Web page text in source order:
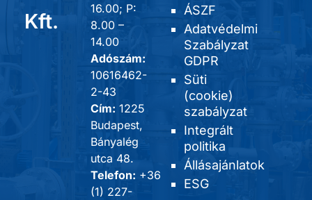
Kft.
16.00; P:
8.00 –
14.00
Adószám:
10616462-
2-43
Cím: 1225
Budapest,
Bányalég
utca 48.
Telefon: +36
(1) 227-
ÁSZF
Adatvédelmi
Szabályzat
GDPR
Süti
(cookie)
szabályzat
Integrált
politika
Állásajánlatok
ESG